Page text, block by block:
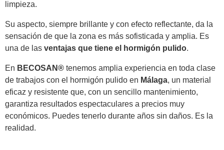
limpieza.
Su aspecto, siempre brillante y con efecto reflectante, da la
sensación de que la zona es más sofisticada y amplia. Es
una de las ventajas que tiene el hormigón pulido.
En BECOSAN® tenemos amplia experiencia en toda clase
de trabajos con el hormigón pulido en Málaga, un material
eficaz y resistente que, con un sencillo mantenimiento,
garantiza resultados espectaculares a precios muy
económicos. Puedes tenerlo durante años sin daños. Es la
realidad.